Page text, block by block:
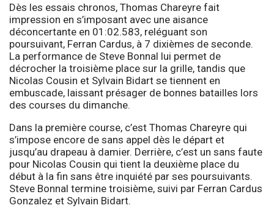
Dès les essais chronos, Thomas Chareyre fait
impression en s’imposant avec une aisance
déconcertante en 01:02.583, reléguant son
poursuivant, Ferran Cardus, à 7 dixièmes de seconde.
La performance de Steve Bonnal lui permet de
décrocher la troisième place sur la grille, tandis que
Nicolas Cousin et Sylvain Bidart se tiennent en
embuscade, laissant présager de bonnes batailles lors
des courses du dimanche.
Dans la première course, c’est Thomas Chareyre qui
s’impose encore de sans appel dès le départ et
jusqu’au drapeau à damier. Derrière, c’est un sans faute
pour Nicolas Cousin qui tient la deuxième place du
début à la fin sans être inquiété par ses poursuivants.
Steve Bonnal termine troisième, suivi par Ferran Cardus
Gonzalez et Sylvain Bidart.